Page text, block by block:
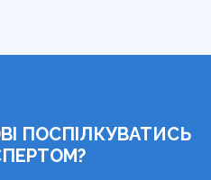
ПОСПІЛКУВАТИСЬ